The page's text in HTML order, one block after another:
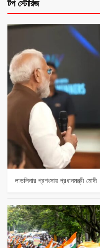
টপ স্টোরিজ
লাভলিনার প্রশংসায় প্রধানমন্ত্রী মোদী